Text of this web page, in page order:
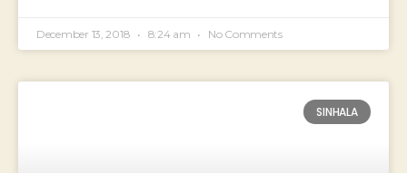
December 13, 2018 8:24 am No Comments
SINHALA